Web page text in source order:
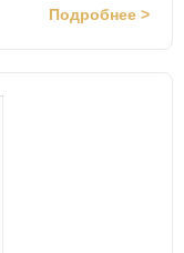
Подробнее >